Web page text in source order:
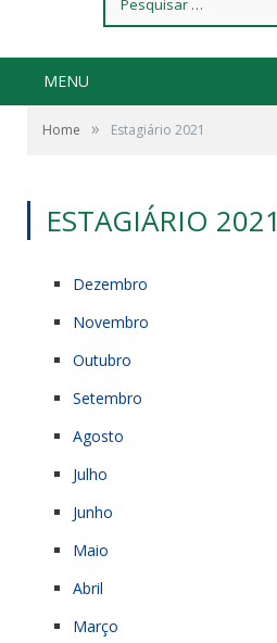
por:
MENU
Home » Estagiário 2021
ESTAGIÁRIO 2021
Dezembro
Novembro
Outubro
Setembro
Agosto
Julho
Junho
Maio
Abril
Março